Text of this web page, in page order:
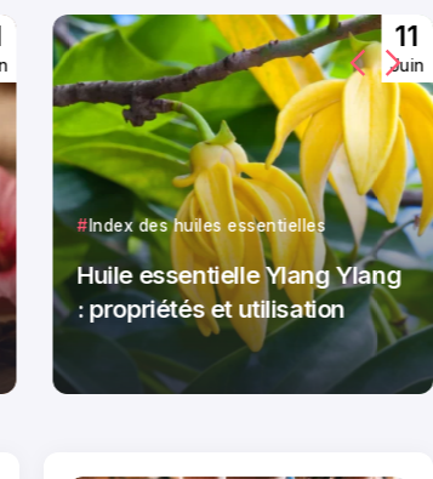
Index des huiles essentielles
Huile essentielle Ylang Ylang
: propriétés et utilisation
Théo Steinlen
11
Juin